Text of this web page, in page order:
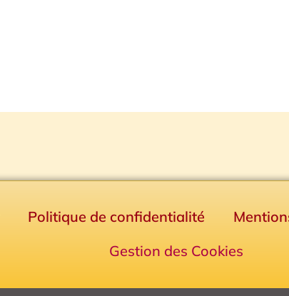
Politique de confidentialité
Gestion des Cookies